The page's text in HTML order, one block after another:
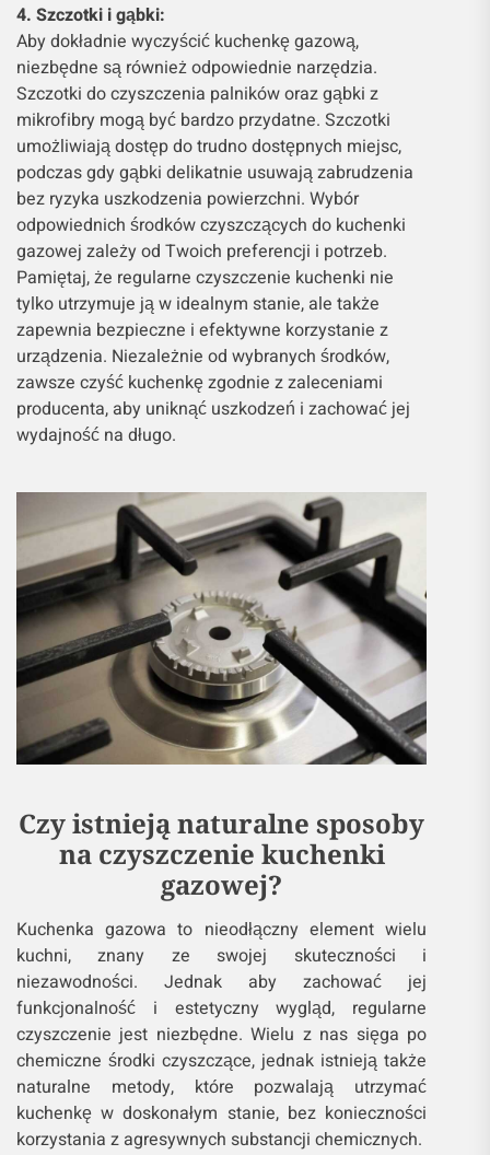
4. Szczotki i gąbki:
Aby dokładnie wyczyścić kuchenkę gazową,
niezbędne są również odpowiednie narzędzia.
Szczotki do czyszczenia palników oraz gąbki z
mikrofibry mogą być bardzo przydatne. Szczotki
umożliwiają dostęp do trudno dostępnych miejsc,
podczas gdy gąbki delikatnie usuwają zabrudzenia
bez ryzyka uszkodzenia powierzchni. Wybór
odpowiednich środków czyszczących do kuchenki
gazowej zależy od Twoich preferencji i potrzeb.
Pamiętaj, że regularne czyszczenie kuchenki nie
tylko utrzymuje ją w idealnym stanie, ale także
zapewnia bezpieczne i efektywne korzystanie z
urządzenia. Niezależnie od wybranych środków,
zawsze czyść kuchenkę zgodnie z zaleceniami
producenta, aby uniknąć uszkodzeń i zachować jej
wydajność na długo.
Czy istnieją naturalne sposoby
na czyszczenie kuchenki
gazowej?
Kuchenka gazowa to nieodłączny element wielu
kuchni, znany ze swojej skuteczności i
niezawodności. Jednak aby zachować jej
funkcjonalność i estetyczny wygląd, regularne
czyszczenie jest niezbędne. Wielu z nas sięga po
chemiczne środki czyszczące, jednak istnieją także
naturalne metody, które pozwalają utrzymać
kuchenkę w doskonałym stanie, bez konieczności
korzystania z agresywnych substancji chemicznych.